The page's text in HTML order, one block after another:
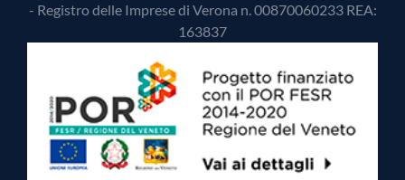
- Registro delle Imprese di Verona n. 00870060233 REA:
163837